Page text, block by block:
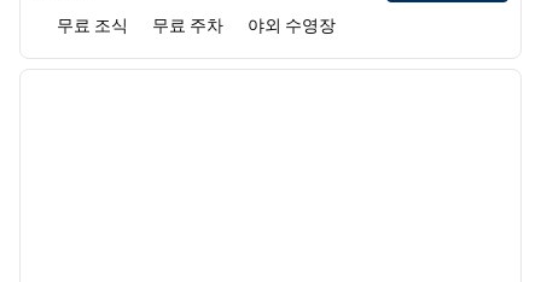
무료 조식 무료 주차 야외 수영장
1/12
다음